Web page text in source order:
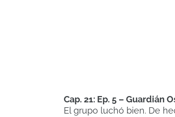
Cap. 21: Ep. 5 – Guardián
El grupo luchó bien. De